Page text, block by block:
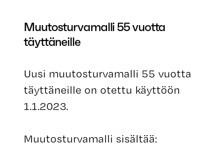
Muutosturvamalli 55 vuotta
täyttäneille
Uusi muutosturvamalli 55 vuotta
täyttäneille on otettu käyttöön
1.1.2023.
Muutosturvamalli sisältää: